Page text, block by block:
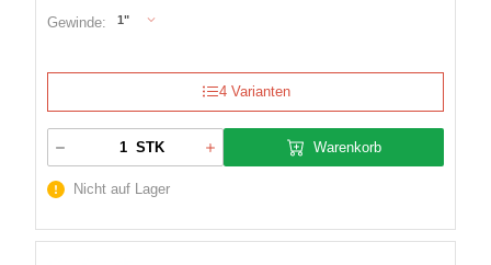
Gewinde:
1"
4 Varianten
STK Warenkorb
Nicht auf Lager